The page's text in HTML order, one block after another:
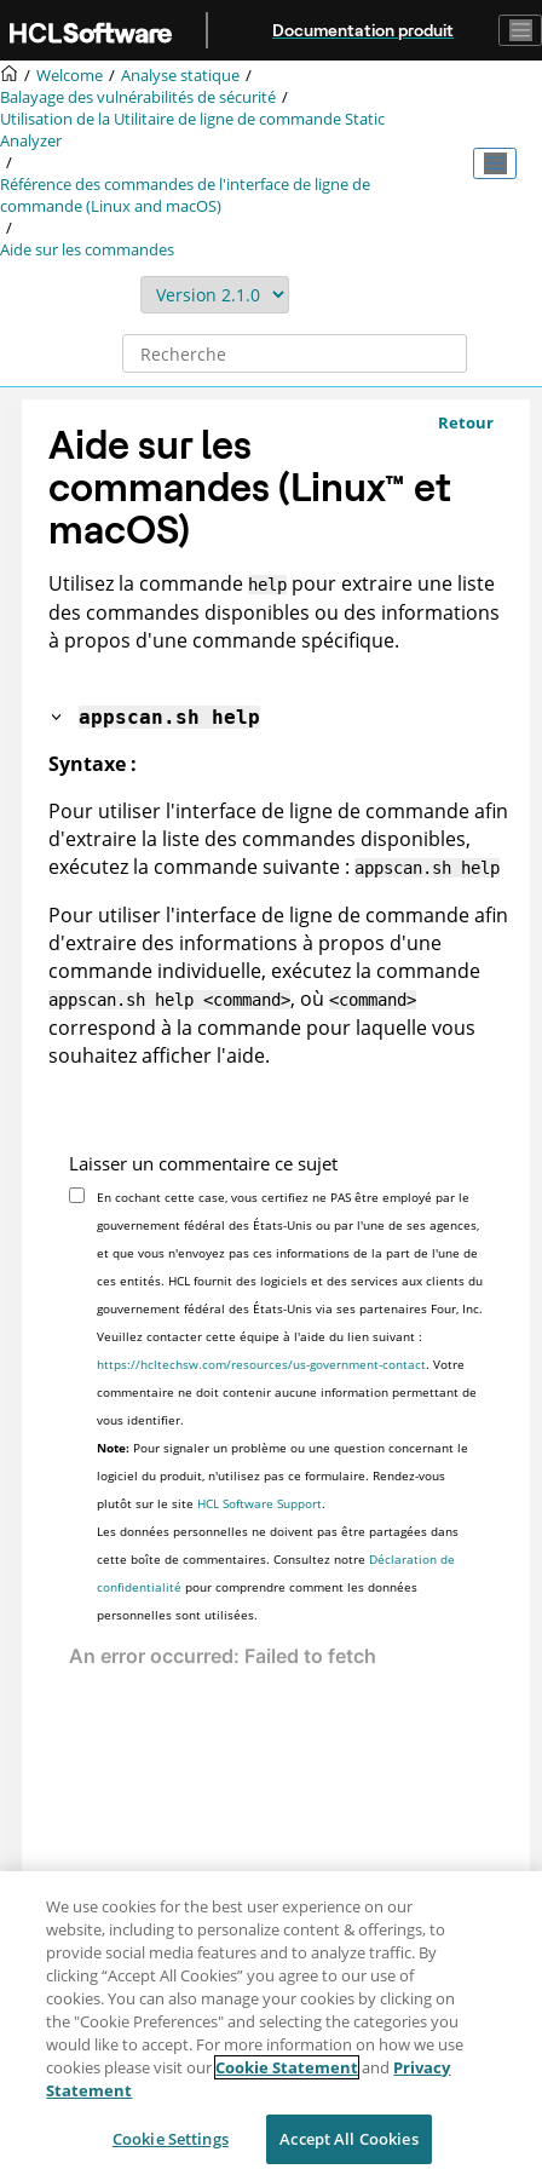
Aller au contenu principal
Documentation produit
Welcome
Analyse statique
Balayage des vulnérabilités de sécurité
Utilisation de la Utilitaire de ligne de commande Static
Analyzer
Référence des commandes de l'interface de ligne de
commande (Linux and macOS)
Aide sur les commandes
Retour
Aide sur les
commandes (Linux™ et
macOS)
Utilisez la commande help pour extraire une liste
des commandes disponibles ou des informations
à propos d'une commande spécifique.
appscan .sh help
Syntaxe :
Pour utiliser l'interface de ligne de commande afin
d'extraire la liste des commandes disponibles,
exécutez la commande suivante : appscan.sh help
Pour utiliser l'interface de ligne de commande afin
d'extraire des informations à propos d'une
commande individuelle, exécutez la commande
appscan.sh help <command>, où <command>
correspond à la commande pour laquelle vous
souhaitez afficher l'aide.
Laisser un commentaire ce sujet
En cochant cette case, vous certifiez ne PAS être employé par le
gouvernement fédéral des États-Unis ou par l'une de ses agences,
et que vous n'envoyez pas ces informations de la part de l'une de
ces entités. HCL fournit des logiciels et des services aux clients du
gouvernement fédéral des États-Unis via ses partenaires Four, Inc.
Veuillez contacter cette équipe à l'aide du lien suivant :
https://hcltechsw.com/resources/us-government-contact. Votre
commentaire ne doit contenir aucune information permettant de
vous identifier.
Note:Pour signaler un problème ou une question concernant le
logiciel du produit, n'utilisez pas ce formulaire. Rendez-vous
plutôt sur le site HCL Software Support.
Les données personnelles ne doivent pas être partagées dans
cette boîte de commentaires. Consultez notre Déclaration de
confidentialité pour comprendre comment les données
personnelles sont utilisées.
Partager : Courriel
Twitter
Clause de non-responsabilité
Intimité
We use cookies for the best user experience on our
website, including to personalize content & offerings, to
provide social media features and to analyze traffic. By
clicking “Accept All Cookies” you agree to our use of
cookies. You can also manage your cookies by clicking on
the "Cookie Preferences" and selecting the categories you
would like to accept. For more information on how we use
cookies please visit ourCookie Statementand Privacy
Statement
Cookie Settings Accept All Cookies